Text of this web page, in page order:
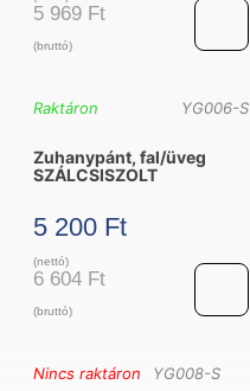
5 969 Ft
(bruttó)
üveg
YG006-S
Raktáron
Zuhanypánt, fal/üveg
SZÁLCSISZOLT
5 200 Ft
(nettó)
6 604 Ft
(bruttó)
YG008-S
Nincs raktáron